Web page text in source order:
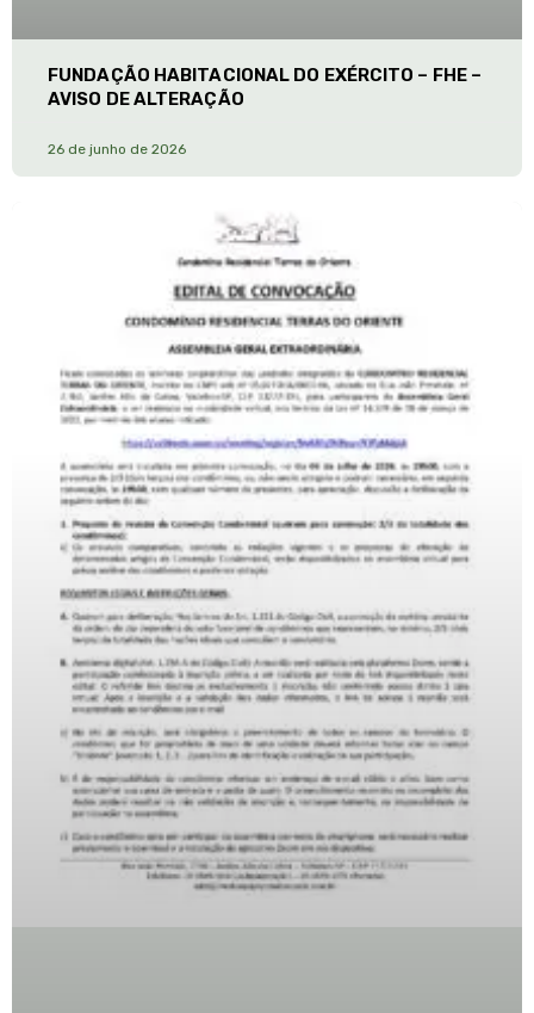
FUNDAÇÃO HABITACIONAL DO EXÉRCITO – FHE –
AVISO DE ALTERAÇÃO
26 de junho de 2026